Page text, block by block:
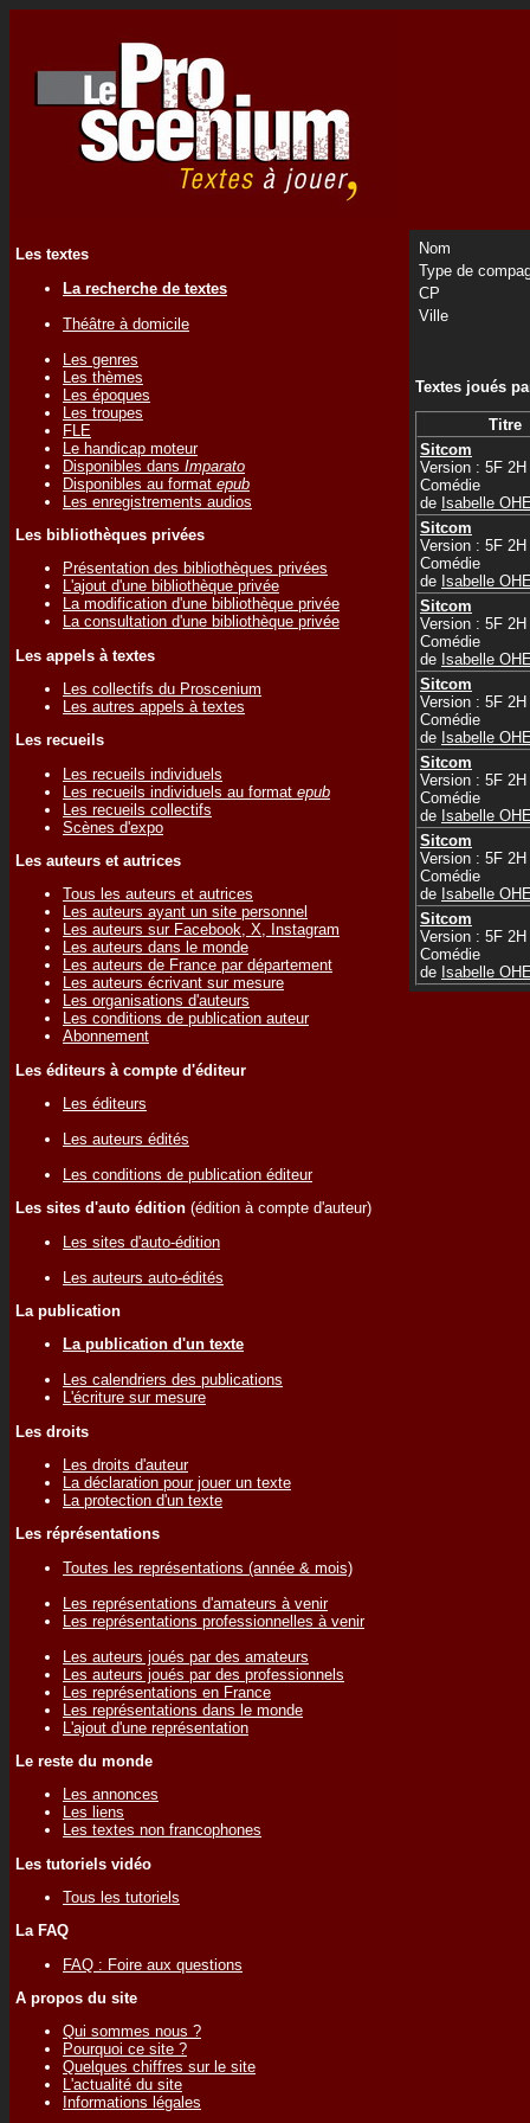
Les textes
La recherche de textes
Théâtre à domicile
Les genres
Les thèmes
Les époques
Les troupes
FLE
Le handicap moteur
Disponibles dans Imparato
Disponibles au format epub
Les enregistrements audios
Les bibliothèques privées
Présentation des bibliothèques privées
L'ajout d'une bibliothèque privée
La modification d'une bibliothèque privée
La consultation d'une bibliothèque privée
Les appels à textes
Les collectifs du Proscenium
Les autres appels à textes
Les recueils
Les recueils individuels
Les recueils individuels au format epub
Les recueils collectifs
Scènes d'expo
Les auteurs et autrices
Tous les auteurs et autrices
Les auteurs ayant un site personnel
Les auteurs sur Facebook, X, Instagram
Les auteurs dans le monde
Les auteurs de France par département
Les auteurs écrivant sur mesure
Les organisations d'auteurs
Les conditions de publication auteur
Abonnement
Les éditeurs à compte d'éditeur
Les éditeurs
Les auteurs édités
Les conditions de publication éditeur
Les sites d'auto édition (édition à compte d'auteur)
Les sites d'auto-édition
Les auteurs auto-édités
La publication
La publication d'un texte
Les calendriers des publications
L'écriture sur mesure
Les droits
Les droits d'auteur
La déclaration pour jouer un texte
La protection d'un texte
Les réprésentations
Toutes les représentations (année & mois)
Les représentations d'amateurs à venir
Les représentations professionnelles à venir
Les auteurs joués par des amateurs
Les auteurs joués par des professionnels
Les représentations en France
Les représentations dans le monde
L'ajout d'une représentation
Le reste du monde
Les annonces
Les liens
Les textes non francophones
Les tutoriels vidéo
Tous les tutoriels
La FAQ
FAQ : Foire aux questions
A propos du site
Qui sommes nous ?
Pourquoi ce site ?
Quelques chiffres sur le site
L'actualité du site
Informations légales
Nom
Type de
CP
Ville
Textes joués
Titre
Sitcom
Version : 5F 2H
Comédie
de Isabelle
Sitcom
Version : 5F 2H
Comédie
de Isabelle
Sitcom
Version : 5F 2H
Comédie
de Isabelle
Sitcom
Version : 5F 2H
Comédie
de Isabelle
Sitcom
Version : 5F 2H
Comédie
de Isabelle
Sitcom
Version : 5F 2H
Comédie
de Isabelle
Sitcom
Version : 5F 2H
Comédie
de Isabelle